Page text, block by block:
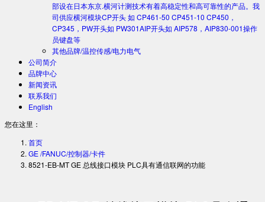
部设在日本东京.横河计测技术有着高稳定性和高可靠性的产品。我
司供应横河模块CP开头 如 CP461-50 CP451-10 CP450，
CP345，PW开头如 PW301AIP开头如 AIP578，AIP830-001操作
员键盘等
其他品牌/温控传感/电力电气
公司简介
品牌中心
新闻资讯
联系我们
English
您在这里：
首页
GE /FANUC/控制器/卡件
8521-EB-MT GE 总线接口模块 PLC具有通信联网的功能